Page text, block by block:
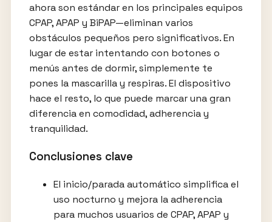
ahora son estándar en los principales equipos
CPAP, APAP y BiPAP—eliminan varios
obstáculos pequeños pero significativos. En
lugar de estar intentando con botones o
menús antes de dormir, simplemente te
pones la mascarilla y respiras. El dispositivo
hace el resto, lo que puede marcar una gran
diferencia en comodidad, adherencia y
tranquilidad.
Conclusiones clave
El inicio/parada automático simplifica el
uso nocturno y mejora la adherencia
para muchos usuarios de CPAP, APAP y